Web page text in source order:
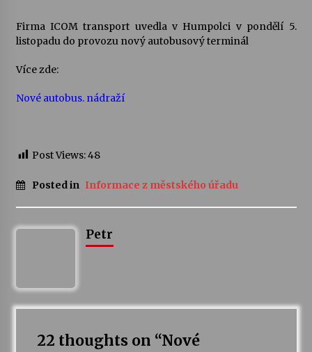
Votavžatský ploty
Letní koncerty ve Stromovce: Rufus Miller
Vysočinka
Firma ICOM transport uvedla v Humpolci v pondělí 5.
listopadu do provozu nový autobusový terminál
Více zde:
Nové autobus. nádraží
Post Views:48
Posted in Informace z městského úřadu
Petr
22 thoughts on “Nové